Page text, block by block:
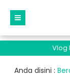
Vlog
Anda disini :